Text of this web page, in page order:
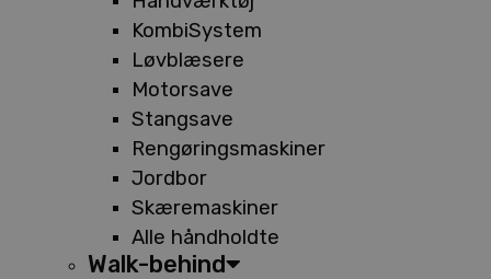
KombiSystem
Løvblæsere
Motorsave
Stangsave
Rengøringsmaskiner
Jordbor
Skæremaskiner
Alle håndholdte
Walk-behind